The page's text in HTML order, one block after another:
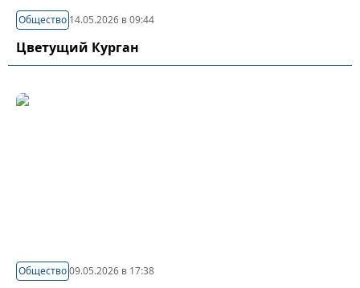
Общество 14.05.2026 в 09:44
Цветущий Курган
Общество09.05.2026 в 17:38